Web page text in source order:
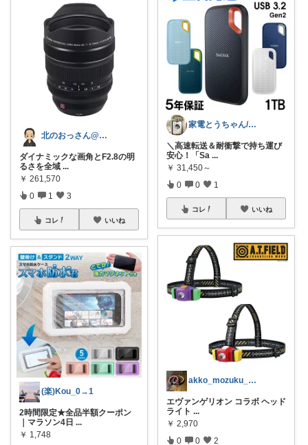
北のおっさん@ガジェット好き
ダイナミックな画角とF2.8の明
るさを全域 ...
￥ 261,570
0 1 3
コレ いいね
(楽)Kou_0→1
2時間限定★全品半額クーポン
｜マラソン4日 ...
￥ 1,748
家電とうちゃん/2児のパパ✨️購入感謝！
​＼高速転送＆耐衝撃で持ち運び
安心！「Sa ...
￥ 31,450～
0 0 1
コレ いいね
akko_mozuku_mugisuke
エヴァンゲリオン コラボ ヘッド
ライト ...
￥ 2,970
0 0 2